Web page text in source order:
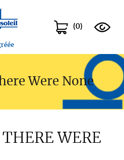
(0)
Were None
WERE